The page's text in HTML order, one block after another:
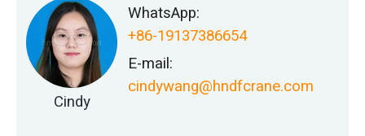
Cindy
WhatsApp:
+86-19137386654
E-mail:
cindywang@hndfcrane.com